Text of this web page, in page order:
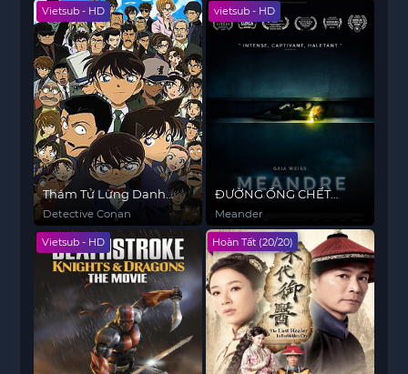
Vietsub - HD
Thám Tử Lừng Danh
Conan
Detective Conan
vietsub - HD
ĐƯỜNG ỐNG CHẾT
CHÓC
Meander
Vietsub - HD Hoàn Tất (20/20)